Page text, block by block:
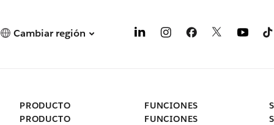
Cambiar región
PRODUCTO
PRODUCTO
FUNCIONES
FUNCIONES